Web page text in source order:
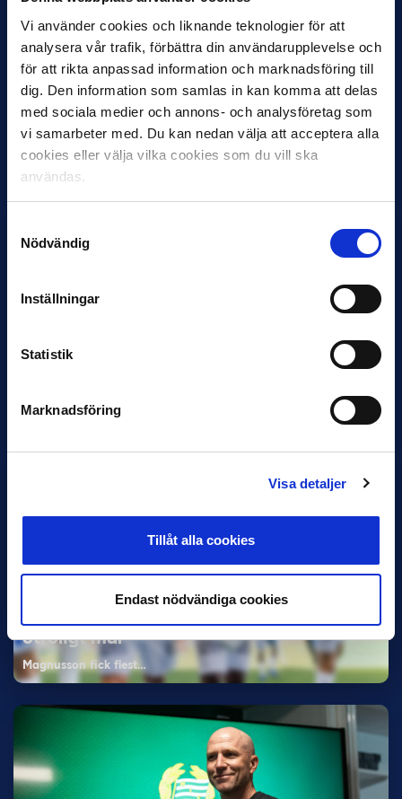
Vi använder cookies och liknande teknologier för att
analysera vår trafik, förbättra din användarupplevelse och
för att rikta anpassad information och marknadsföring till
dig. Den information som samlas in kan komma att delas
med sociala medier och annons- och analysföretag som
vi samarbeter med. Du kan nedan välja att acceptera alla
cookies eller välja vilka cookies som du vill ska
användas.
Nödvändig
Inställningar
Statistik
Marknadsföring
Visa detaljer
Tillåt alla cookies
Endast nödvändiga cookies
Favorit i repris för Sirius i maj
Samma vinnare som i…
och Superettan
Elfenbenskusten…
Han nätade snyggast i maj: “Ett alldeles
otroligt mål”
Magnusson fick flest…